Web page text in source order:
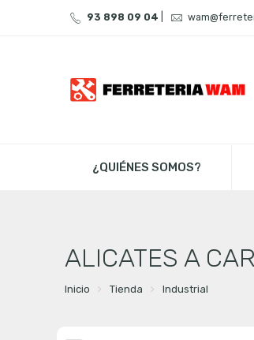
93 898 09 04
¿QUIÉNES SOMOS?
ALICATES A
Inicio Tienda Industrial